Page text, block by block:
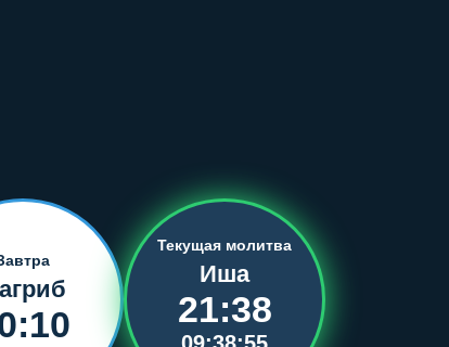
Текущая молитва
Иша
21:38